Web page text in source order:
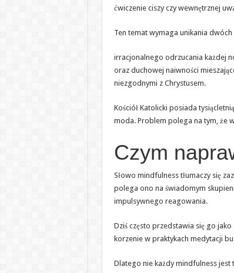
ćwiczenie ciszy czy wewnętrznej
Ten temat wymaga unikania dwóch
irracjonalnego odrzucania każdej
oraz duchowej naiwności
niezgodnymi z Chrystusem.
Kościół Katolicki posiada
moda. Problem polega na tym, że
Czym
Słowo mindfulness tłumaczy się
polega ono na świadomym
impulsywnego reagowania.
Dziś często przedstawia się go
korzenie w praktykach medytacji
Dlatego nie każdy mindfulness jest